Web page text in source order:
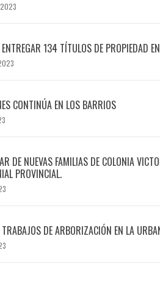
134 TÍTULOS DE PROPIEDAD
CONTINÚA EN LOS BARRIOS
DE NUEVAS FAMILIAS DE COLONIA
PROVINCIAL.
DE ARBORIZACIÓN EN LA